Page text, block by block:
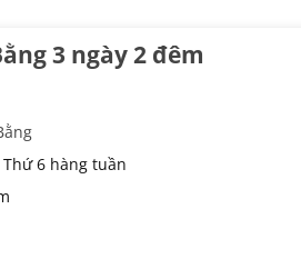
3 ngày 2 đêm
6 hàng tuần